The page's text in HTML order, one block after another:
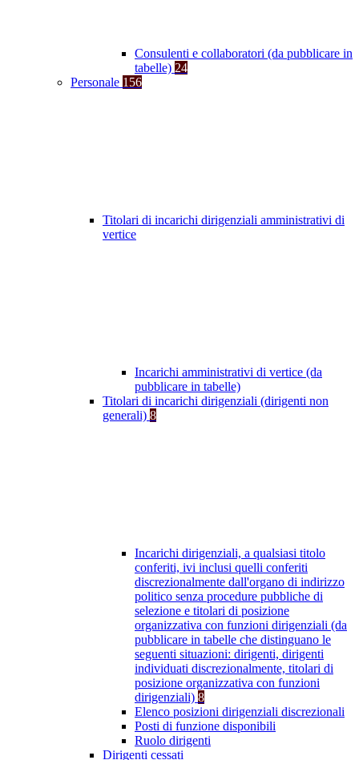
Consulenti e collaboratori (da pubblicare in
tabelle) 24
Personale 156
Titolari di incarichi dirigenziali amministrativi di
vertice
Incarichi amministrativi di vertice (da
pubblicare in tabelle)
Titolari di incarichi dirigenziali (dirigenti non
generali) 8
Incarichi dirigenziali, a qualsiasi titolo
conferiti, ivi inclusi quelli conferiti
discrezionalmente dall'organo di indirizzo
politico senza procedure pubbliche di
selezione e titolari di posizione
organizzativa con funzioni dirigenziali (da
pubblicare in tabelle che distinguano le
seguenti situazioni: dirigenti, dirigenti
individuati discrezionalmente, titolari di
posizione organizzativa con funzioni
dirigenziali) 8
Elenco posizioni dirigenziali discrezionali
Posti di funzione disponibili
Ruolo dirigenti
Dirigenti cessati